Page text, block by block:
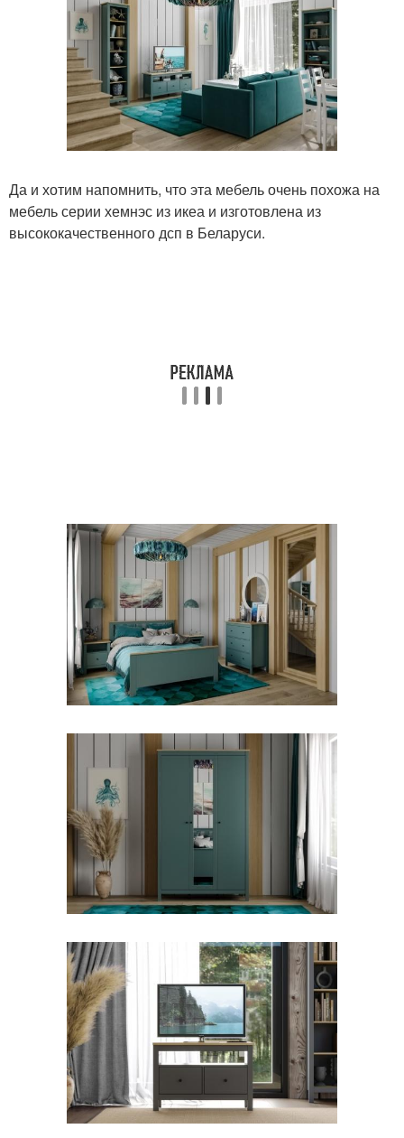
Да и хотим напомнить, что эта мебель очень похожа на
мебель серии хемнэс из икеа и изготовлена из
высококачественного дсп в Беларуси.